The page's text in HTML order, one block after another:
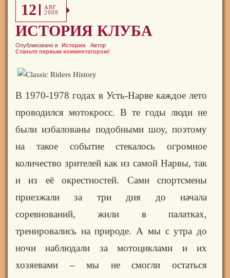
12
АВГ
2009
ИСТОРИЯ КЛУБА
Опубликовано в История
Автор
Станьте первым комментатором!
В 1970-1978 годах в Усть-Нарве каждое лето
проводился мотокросс. В те годы люди не
были избалованы подобными шоу, поэтому
на такое событие стекалось огромное
количество зрителей как из самой Нарвы, так
и из её окрестностей. Сами спортсмены
приезжали за три дня до начала
соревнований, жили в палатках,
тренировались на природе. А мы с утра до
ночи наблюдали за мотоциклами и их
хозяевами – мы не смогли остаться